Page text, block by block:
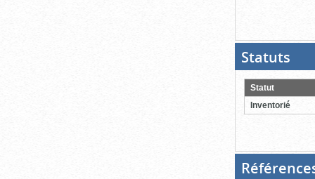
Statuts
pour
Statut
Inventorié